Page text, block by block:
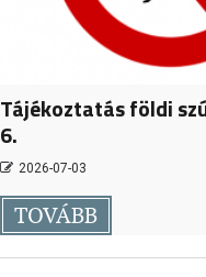
Tájékoztatás földi
6.
2026-07-03
TOVÁBB